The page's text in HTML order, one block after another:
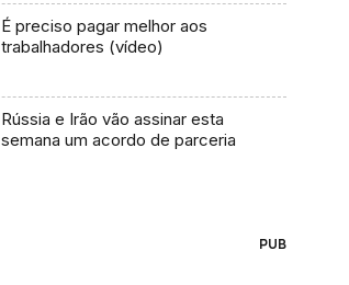
É preciso pagar melhor aos
trabalhadores (vídeo)
Rússia e Irão vão assinar esta
semana um acordo de parceria
PUB